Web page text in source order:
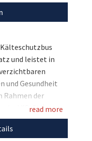
und leistet in
und Gesundheit
Rahmen der
der VfB-Stiftung
Baden-
Auktionen
read more